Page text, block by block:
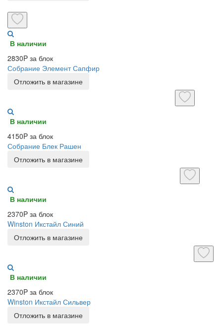
В наличии
2830P за блок
Собрание Элемент Сапфир
Отложить в магазине
В наличии
4150P за блок
Собрание Блек Рашен
Отложить в магазине
В наличии
2370P за блок
Winston Икстайл Синий
Отложить в магазине
В наличии
2370P за блок
Winston Икстайл Сильвер
Отложить в магазине